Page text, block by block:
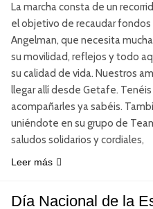
La marcha consta de un
el objetivo de recaudar fondos
Angelman, que necesita
su movilidad, reflejos y todo
su calidad de vida. Nuestros
llegar allí desde Getafe.
acompañarles ya sabéis.
uniéndote en su grupo de
saludos solidarios y cordiales,
Leer más
Día Nacional de la